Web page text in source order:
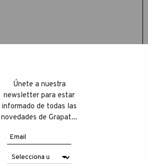
Únete a nuestra
newsletter para estar
informado de todas las
novedades de Grapat...